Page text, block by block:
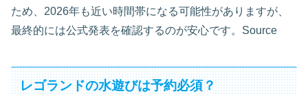
ため、2026年も近い時間帯になる可能性がありますが、
最終的には公式発表を確認するのが安心です。Source
レゴランドの水遊びは予約必須？